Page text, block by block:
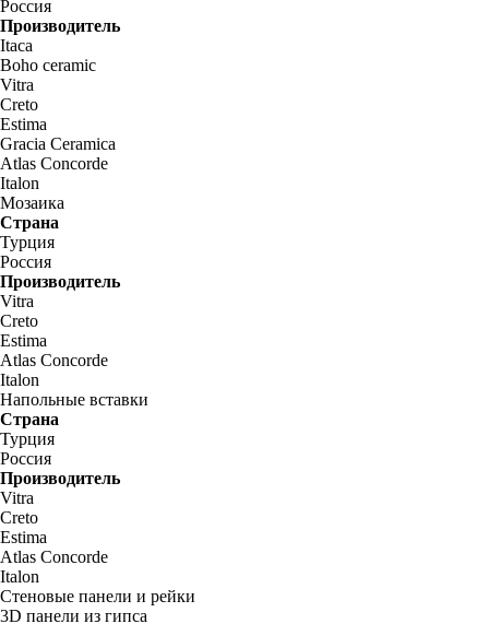
Россия
Производитель
Itaca
Boho ceramic
Vitra
Creto
Estima
Gracia Ceramica
Atlas Concorde
Italon
Мозаика
Страна
Турция
Россия
Производитель
Vitra
Creto
Estima
Atlas Concorde
Italon
Напольные вставки
Страна
Турция
Россия
Производитель
Vitra
Creto
Estima
Atlas Concorde
Italon
Стеновые панели и рейки
3D панели из гипса